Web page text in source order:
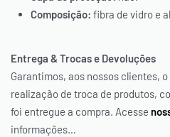
Composição: fibra de vidro e
Entrega & Trocas e Devoluções
Garantimos, aos nossos clientes,
realização de troca de produtos,
foi entregue a compra. Acesse
informações…